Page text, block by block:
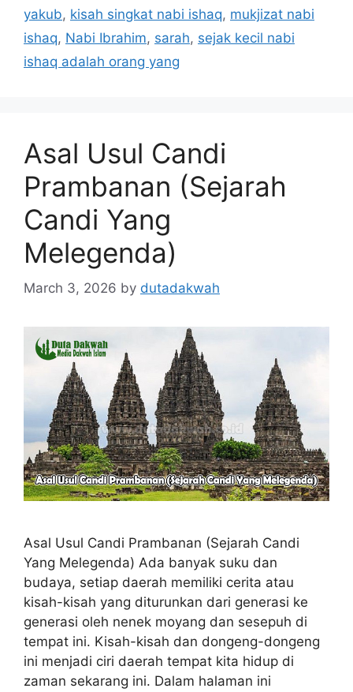
yakub, kisah singkat nabi ishaq, mukjizat nabi
ishaq, Nabi Ibrahim, sarah, sejak kecil nabi
ishaq adalah orang yang
Asal Usul Candi
Prambanan (Sejarah
Candi Yang
Melegenda)
March 3, 2026 by dutadakwah
Asal Usul Candi Prambanan (Sejarah Candi
Yang Melegenda) Ada banyak suku dan
budaya, setiap daerah memiliki cerita atau
kisah-kisah yang diturunkan dari generasi ke
generasi oleh nenek moyang dan sesepuh di
tempat ini. Kisah-kisah dan dongeng-dongeng
ini menjadi ciri daerah tempat kita hidup di
zaman sekarang ini. Dalam halaman ini